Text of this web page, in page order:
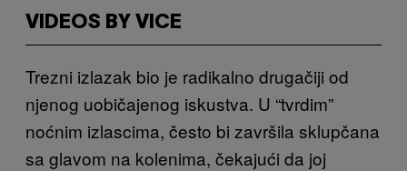
VIDEOS BY VICE
Trezni izlazak bio je radikalno drugačiji od
njenog uobičajenog iskustva. U “tvrdim”
noćnim izlascima, često bi završila sklupčana
sa glavom na kolenima, čekajući da joj